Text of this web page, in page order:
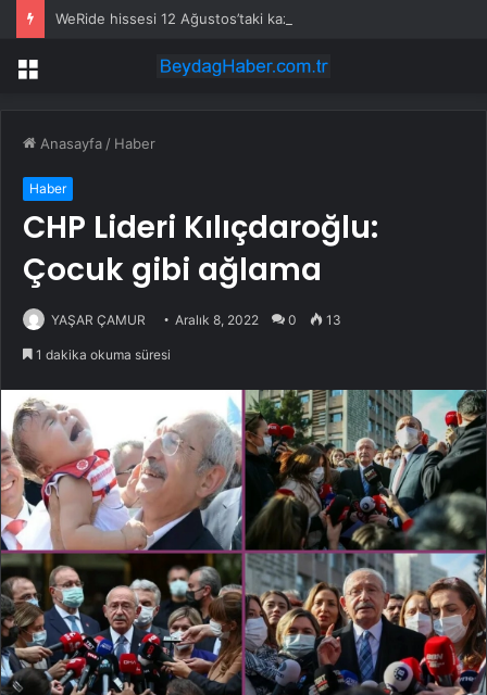
Menü
Anasayfa / Haber
Haber
CHP Lideri Kılıçdaroğlu:
Çocuk gibi ağlama
YAŞAR ÇAMUR Aralık 8, 2022 0 13
1 dakika okuma süresi